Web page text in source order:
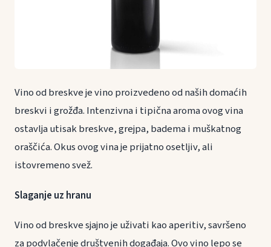
Vino od breskve je vino proizvedeno od naših domaćih
breskvi i grožđa. Intenzivna i tipična aroma ovog vina
ostavlja utisak breskve, grejpa, badema i muškatnog
oraščića. Okus ovog vina je prijatno osetljiv, ali
istovremeno svež.
Slaganje uz hranu
Vino od breskve sjajno je uživati kao aperitiv, savršeno
za podvlačenje društvenih događaja. Ovo vino lepo se